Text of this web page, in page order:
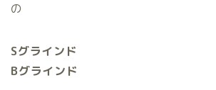
の
Sグラインド
Bグラインド